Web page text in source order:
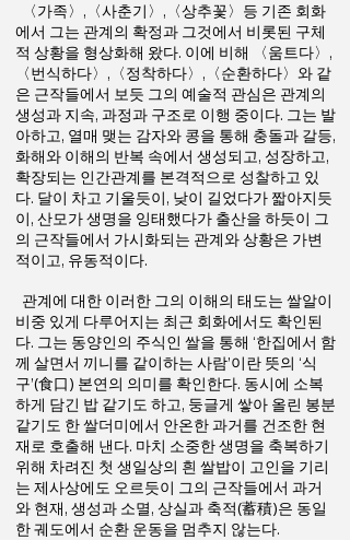
〈가족〉,〈사춘기〉,〈상추꽃〉등 기존 회화
에서 그는 관계의 확정과 그것에서 비롯된 구체
적 상황을 형상화해 왔다. 이에 비해 〈움트다〉,
〈번식하다〉,〈정착하다〉,〈순환하다〉와 같
은 근작들에서 보듯 그의 예술적 관심은 관계의
생성과 지속, 과정과 구조로 이행 중이다. 그는 발
아하고, 열매 맺는 감자와 콩을 통해 충돌과 갈등,
화해와 이해의 반복 속에서 생성되고, 성장하고,
확장되는 인간관계를 본격적으로 성찰하고 있
다. 달이 차고 기울듯이, 낮이 길었다가 짧아지듯
이, 산모가 생명을 잉태했다가 출산을 하듯이 그
의 근작들에서 가시화되는 관계와 상황은 가변
적이고, 유동적이다.
관계에 대한 이러한 그의 이해의 태도는 쌀알이
비중 있게 다루어지는 최근 회화에서도 확인된
다. 그는 동양인의 주식인 쌀을 통해 ‘한집에서 함
께 살면서 끼니를 같이하는 사람’이란 뜻의 ‘식
구’(食口) 본연의 의미를 확인한다. 동시에 소복
하게 담긴 밥 같기도 하고, 둥글게 쌓아 올린 봉분
같기도 한 쌀더미에서 안온한 과거를 건조한 현
재로 호출해 낸다. 마치 소중한 생명을 축복하기
위해 차려진 첫 생일상의 흰 쌀밥이 고인을 기리
는 제사상에도 오르듯이 그의 근작들에서 과거
와 현재, 생성과 소멸, 상실과 축적(蓄積)은 동일
한 궤도에서 순환 운동을 멈추지 않는다.